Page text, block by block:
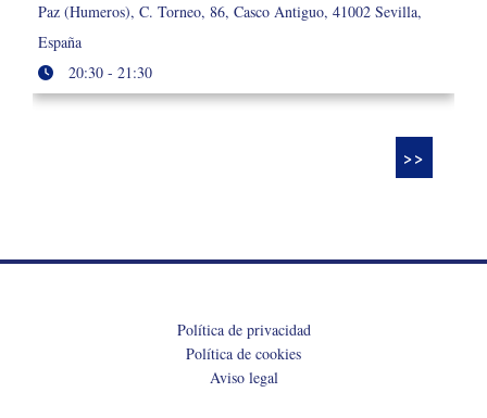
Paz (Humeros), C. Torneo, 86, Casco Antiguo, 41002 Sevilla,
España
20:30 - 21:30
>>
Política de privacidad
Política de cookies
Aviso legal